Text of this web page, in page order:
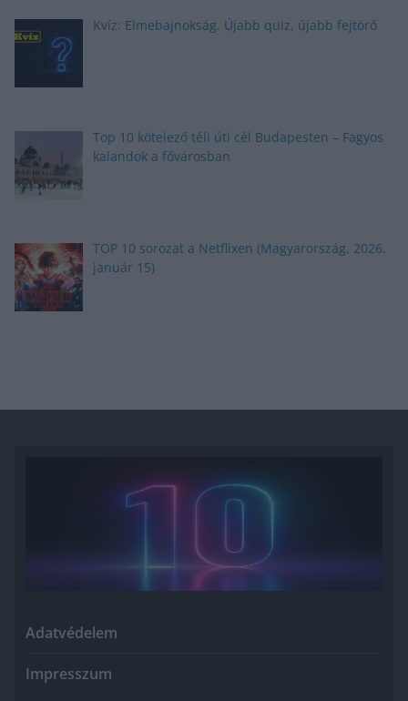
Kvíz: Elmebajnokság. Újabb quiz, újabb fejtörő
Top 10 kötelező téli úti cél Budapesten – Fagyos
kalandok a fővárosban
TOP 10 sorozat a Netflixen (Magyarország, 2026.
január 15)
Adatvédelem
Impresszum